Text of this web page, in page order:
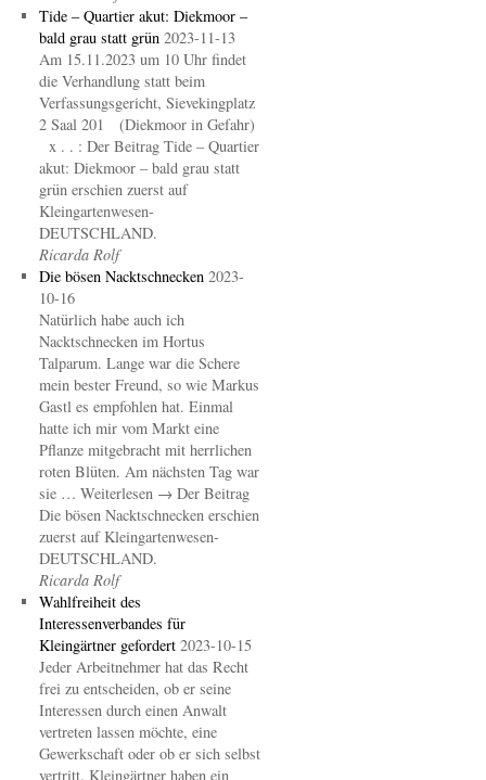
Tide – Quartier akut: Diekmoor –
bald grau statt grün 2023-11-13
Am 15.11.2023 um 10 Uhr findet
die Verhandlung statt beim
Verfassungsgericht, Sievekingplatz
2 Saal 201 (Diekmoor in Gefahr)
x . . : Der Beitrag Tide – Quartier
akut: Diekmoor – bald grau statt
grün erschien zuerst auf
Kleingartenwesen-
DEUTSCHLAND.
Ricarda Rolf
Die bösen Nacktschnecken 2023-
10-16
Natürlich habe auch ich
Nacktschnecken im Hortus
Talparum. Lange war die Schere
mein bester Freund, so wie Markus
Gastl es empfohlen hat. Einmal
hatte ich mir vom Markt eine
Pflanze mitgebracht mit herrlichen
roten Blüten. Am nächsten Tag war
sie … Weiterlesen → Der Beitrag
Die bösen Nacktschnecken erschien
zuerst auf Kleingartenwesen-
DEUTSCHLAND.
Ricarda Rolf
Wahlfreiheit des
Interessenverbandes für
Kleingärtner gefordert 2023-10-15
Jeder Arbeitnehmer hat das Recht
frei zu entscheiden, ob er seine
Interessen durch einen Anwalt
vertreten lassen möchte, eine
Gewerkschaft oder ob er sich selbst
vertritt. Kleingärtner haben ein